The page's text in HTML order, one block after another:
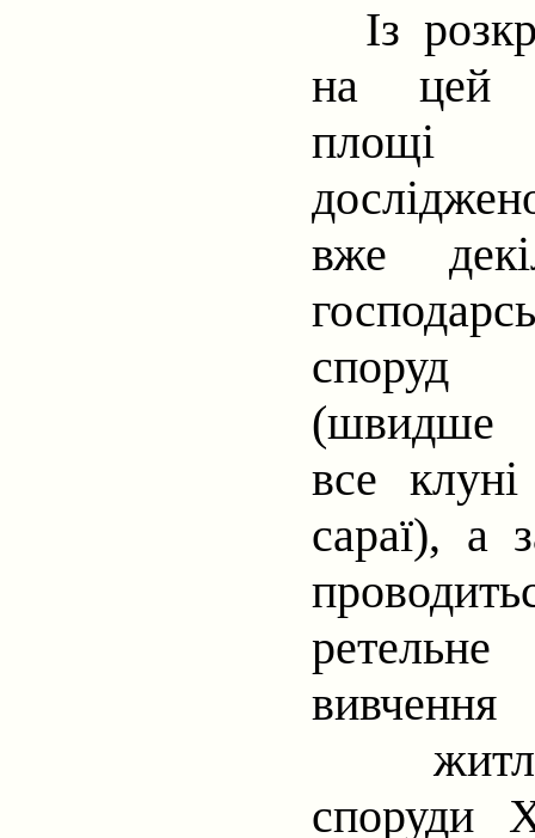
Із
на цей
площі
вже
споруд
все
сараї), а
ретельне
вивчення
споруди